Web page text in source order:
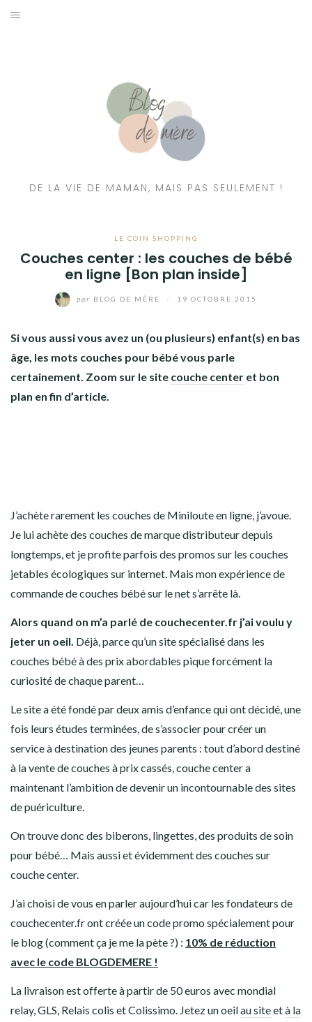
DE LA VIE DE MAMAN, MAIS PAS SEULEMENT !
LE COIN SHOPPING
Couches center : les couches de bébé
en ligne [Bon plan inside]
par BLOG DE MÈRE 19 OCTOBRE 2015
Si vous aussi vous avez un (ou plusieurs) enfant(s) en bas
âge, les mots couches pour bébé vous parle
certainement. Zoom sur le site couche center et bon
plan en fin d’article.
J’achète rarement les couches de Miniloute en ligne, j’avoue.
Je lui achète des couches de marque distributeur depuis
longtemps, et je profite parfois des promos sur les couches
jetables écologiques sur internet. Mais mon expérience de
commande de couches bébé sur le net s’arrête là.
Alors quand on m’a parlé de couchecenter.fr j’ai voulu y
jeter un oeil. Déjà, parce qu’un site spécialisé dans les
couches bébé à des prix abordables pique forcément la
curiosité de chaque parent…
Le site a été fondé par deux amis d’enfance qui ont décidé, une
fois leurs études terminées, de s’associer pour créer un
service à destination des jeunes parents : tout d’abord destiné
à la vente de couches à prix cassés, couche center a
maintenant l’ambition de devenir un incontournable des sites
de puériculture.
On trouve donc des biberons, lingettes, des produits de soin
pour bébé… Mais aussi et évidemment des couches sur
couche center.
J’ai choisi de vous en parler aujourd’hui car les fondateurs de
couchecenter.fr ont créée un code promo spécialement pour
le blog (comment ça je me la pète ?) : 10% de réduction
avec le code BLOGDEMERE !
La livraison est offerte à partir de 50 euros avec mondial
relay, GLS, Relais colis et Colissimo. Jetez un oeilau siteetà la
RESSOURCES NUTRITION & PARENTALITÉ